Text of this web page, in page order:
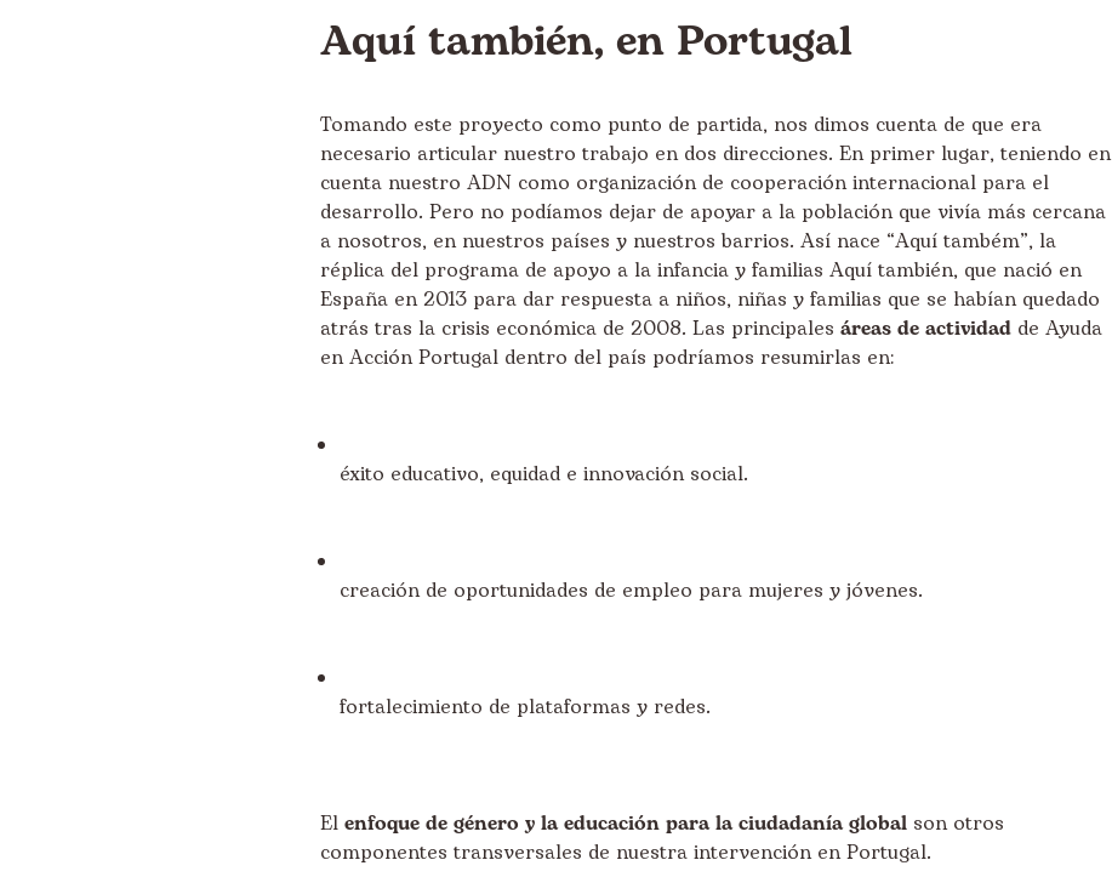
Aquí también, en Portugal
Tomando este proyecto como punto de partida, nos dimos cuenta de que era
necesario articular nuestro trabajo en dos direcciones. En primer lugar, teniendo en
cuenta nuestro ADN como organización de cooperación internacional para el
desarrollo. Pero no podíamos dejar de apoyar a la población que vivía más cercana
a nosotros, en nuestros países y nuestros barrios. Así nace “Aquí também”, la
réplica del programa de apoyo a la infancia y familias Aquí también, que nació en
España en 2013 para dar respuesta a niños, niñas y familias que se habían quedado
atrás tras la crisis económica de 2008. Las principales áreas de actividad de Ayuda
en Acción Portugal dentro del país podríamos resumirlas en:
éxito educativo, equidad e innovación social.
creación de oportunidades de empleo para mujeres y jóvenes.
fortalecimiento de plataformas y redes.
El enfoque de género y la educación para la ciudadanía global son otros
componentes transversales de nuestra intervención en Portugal.